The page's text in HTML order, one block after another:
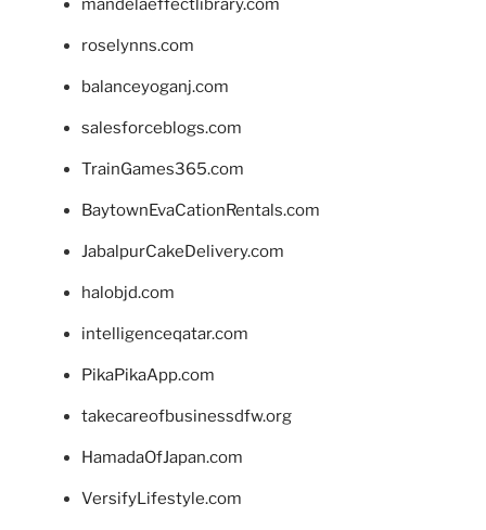
mandelaeffectlibrary.com
roselynns.com
balanceyoganj.com
salesforceblogs.com
TrainGames365.com
BaytownEvaCationRentals.com
JabalpurCakeDelivery.com
halobjd.com
intelligenceqatar.com
PikaPikaApp.com
takecareofbusinessdfw.org
HamadaOfJapan.com
VersifyLifestyle.com